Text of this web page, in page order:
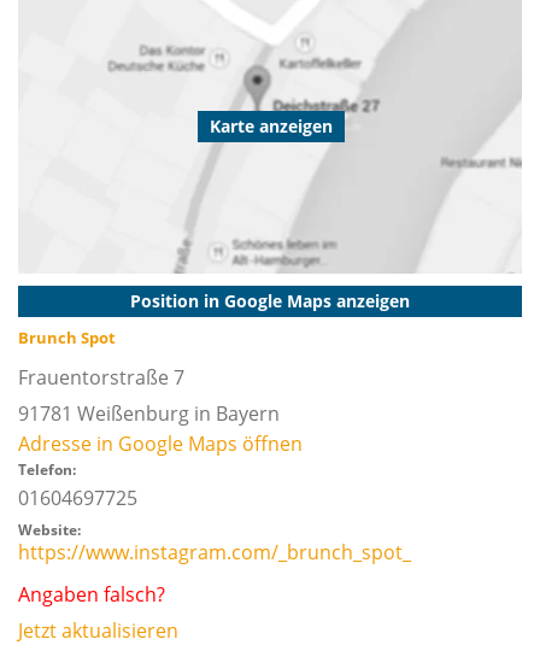
Karte anzeigen
Position in Google Maps anzeigen
Brunch Spot
Frauentorstraße 7
91781 Weißenburg in Bayern
Adresse in Google Maps öffnen
Telefon:
01604697725
Website:
https://www.instagram.com/_brunch_spot_
Angaben falsch?
Jetzt aktualisieren